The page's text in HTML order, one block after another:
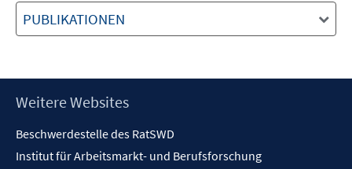
PUBLIKATIONEN
Footer
Weitere Websites
Beschwerdestelle des RatSWD
Institut für Arbeitsmarkt- und Berufsforschung